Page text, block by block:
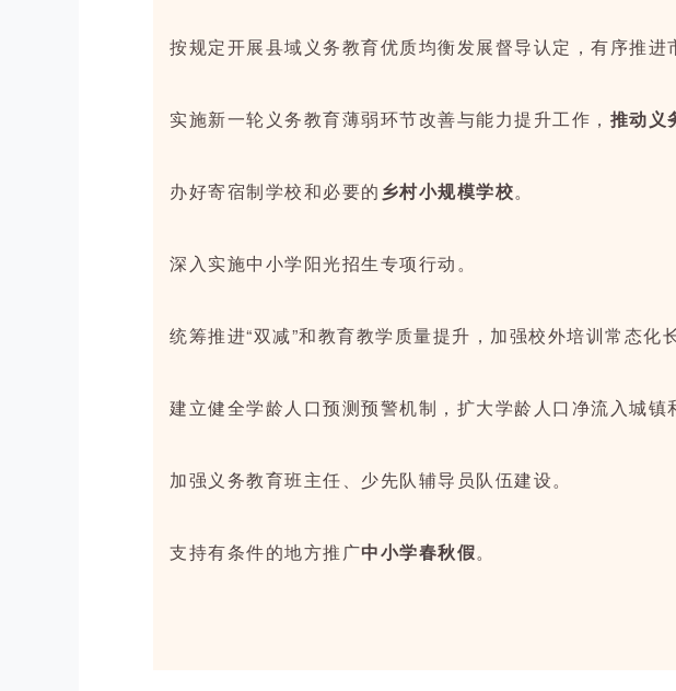
按规定开展县域义务教育优质均衡发展督导认定，有序推进
实施新一轮义务教育薄弱环节改善与能力提升工作， 推动义
办好寄宿制学校和必要的 乡村小规模学校。
深入实施中小学阳光招生专项行动。
统筹推进“双减”和教育教学质量提升，加强校外培训常态化
建立健全学龄人口预测预警机制，扩大学龄人口净流入城镇
加强义务教育班主任、少先队辅导员队伍建设。
支持有条件的地方推广中小学春秋假。